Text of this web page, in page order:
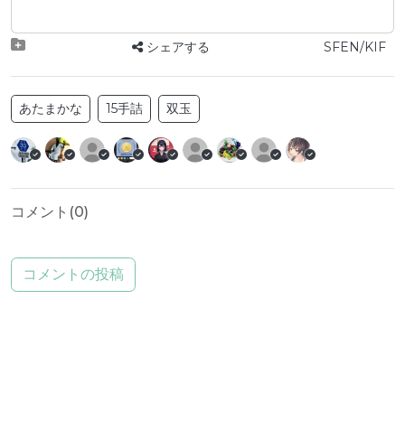
シェアする SFEN/KIF
あたまかな 15手詰 双玉
コメント(0)
コメントの投稿